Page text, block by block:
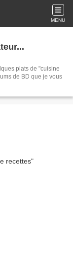
MENU
plats de "cuisine
de BD que je vous